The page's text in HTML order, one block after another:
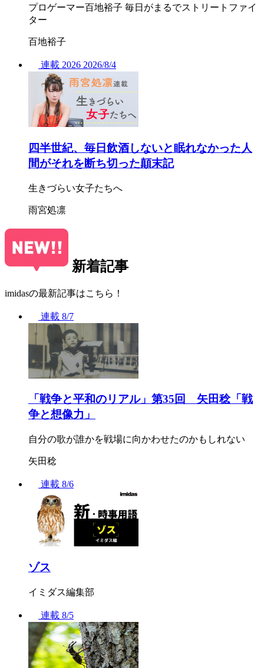
プロゲーマー百地裕子 毎日がまるでストリートファイ
ター
百地裕子
連載 2026 2026/8/4
四半世紀、毎日飲酒しないと眠れなかった人
間がそれを断ち切った顛末記
生きづらい女子たちへ
雨宮処凛
新着記事
imidasの最新記事はこちら！
連載 8/7
「戦争と平和のリアル」第35回 矢田稔「戦
争と想像力」
自分の歌が誰かを戦場に向かわせたのかもしれない
矢田稔
連載 8/6
ゾス
イミダス編集部
連載 8/5